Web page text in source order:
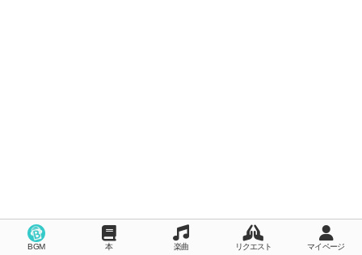
BGM 本 楽曲 リクエスト マイページ